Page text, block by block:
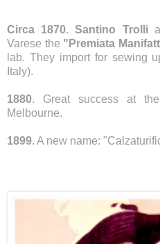
Circa 1870.Santino Trolli
Varese the "Premiata
lab. They importfor sewing
Italy).
1880. Great success at
Melbourne.
1899. A new name: